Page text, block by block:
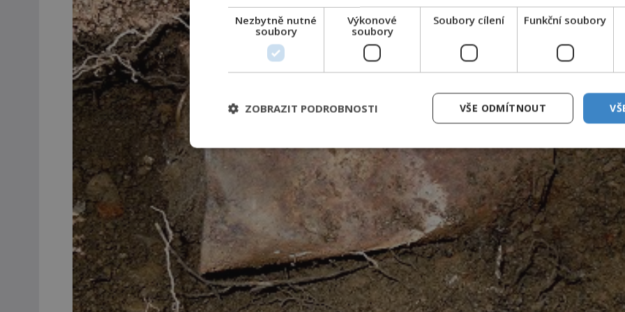
Nezbytně nutné
soubory
Výkonové
soubory
Soubory cílení Funkční soubory
VŠE ODMÍTNOUT
ZOBRAZIT PODROBNOSTI